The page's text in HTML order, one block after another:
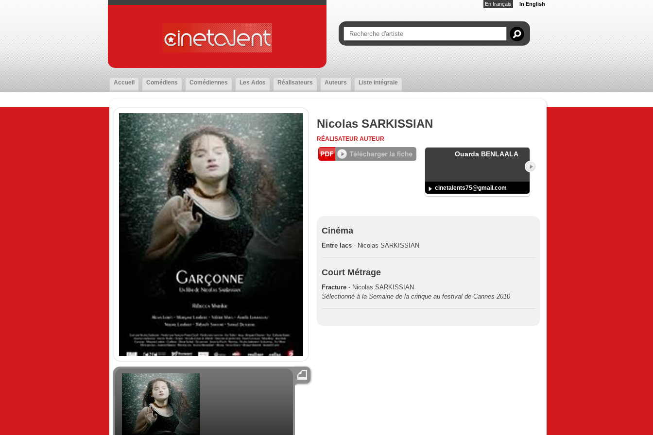
En français In English
Accueil Comédiens Comédiennes Les Ados Réalisateurs Auteurs Liste intégrale
Nicolas SARKISSIAN
RÉALISATEUR AUTEUR
Ouarda BENLAALA
cinetalents75@gmail.com
Cinéma
Entre lacs - Nicolas SARKISSIAN
Court Métrage
Fracture - Nicolas SARKISSIAN
Sélectionné à la Semaine de la critique au festival de Cannes 2010